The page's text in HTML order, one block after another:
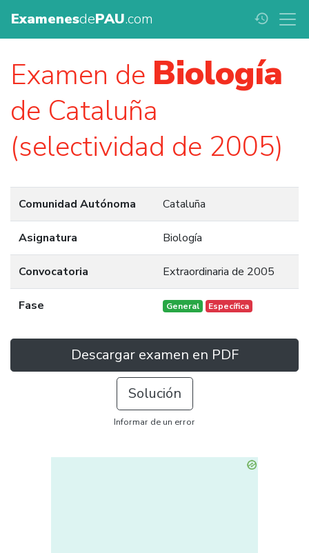
ExamenesdePAU.com history
Examen de Biología
de Cataluña
(selectividad de 2005)
Comunidad Autónoma Cataluña
Asignatura Biología
Convocatoria Extraordinaria de 2005
Fase General Específica
Descargar examen en PDF
Solución
Informar de un error